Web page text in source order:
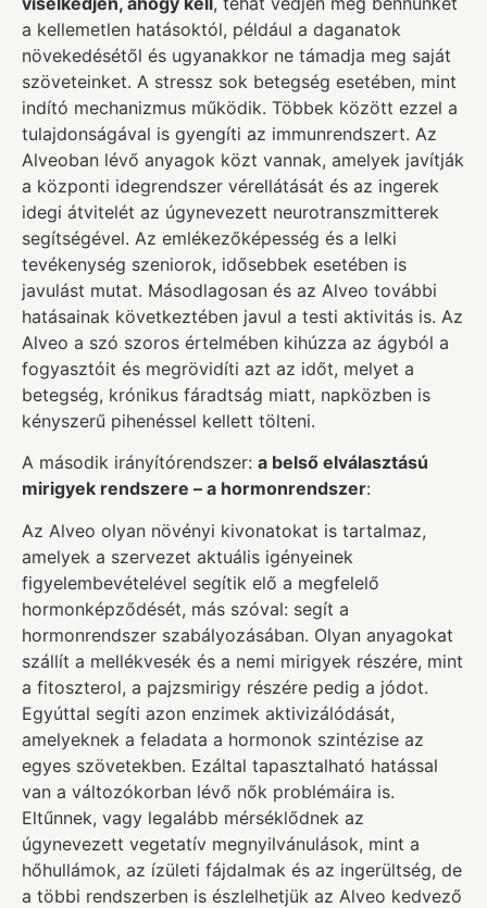
a kellemetlen hatásoktól, például a daganatok
növekedésétől és ugyanakkor ne támadja meg saját
szöveteinket. A stressz sok betegség esetében, mint
indító mechanizmus működik. Többek között ezzel a
tulajdonságával is gyengíti az immunrendszert. Az
Alveoban lévő anyagok közt vannak, amelyek javítják
a központi idegrendszer vérellátását és az ingerek
idegi átvitelét az úgynevezett neurotranszmitterek
segítségével. Az emlékezőképesség és a lelki
tevékenység szeniorok, idősebbek esetében is
javulást mutat. Másodlagosan és az Alveo további
hatásainak következtében javul a testi aktivitás is. Az
Alveo a szó szoros értelmében kihúzza az ágyból a
fogyasztóit és megrövidíti azt az időt, melyet a
betegség, krónikus fáradtság miatt, napközben is
kényszerű pihenéssel kellett tölteni.
A második irányítórendszer: a belső elválasztású
mirigyek rendszere – a hormonrendszer:
Az Alveo olyan növényi kivonatokat is tartalmaz,
amelyek a szervezet aktuális igényeinek
figyelembevételével segítik elő a megfelelő
hormonképződését, más szóval: segít a
hormonrendszer szabályozásában. Olyan anyagokat
szállít a mellékvesék és a nemi mirigyek részére, mint
a fitoszterol, a pajzsmirigy részére pedig a jódot.
Egyúttal segíti azon enzimek aktivizálódását,
amelyeknek a feladata a hormonok szintézise az
egyes szövetekben. Ezáltal tapasztalható hatással
van a változókorban lévő nők problémáira is.
Eltűnnek, vagy legalább mérséklődnek az
úgynevezett vegetatív megnyilvánulások, mint a
hőhullámok, az ízületi fájdalmak és az ingerültség, de
a többi rendszerben is észlelhetjük az Alveo kedvező